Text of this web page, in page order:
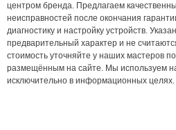
центром бренда. Предлагаем
неисправностей после окончания
диагностику и настройку устройств.
предварительный характер и не
стоимость уточняйте у наших мастеров
размещённым на сайте. Мы используем
исключительно в информационных целях.